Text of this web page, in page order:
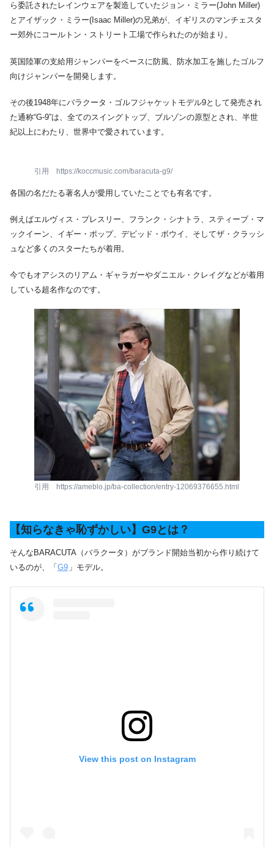
ら委託されたレインウェアを製造していたジョン・ミラー(John Miller)
とアイザック・ミラー(Isaac Miller)の兄弟が、イギリスのマンチェスタ
ー郊外にコールトン・ストリート工場で作られたのが始まり。
英国陸軍の支給用ジャンパーをベースに防風、防水加工を施したゴルフ
向けジャンパーを開発します。
その後1948年にバラクータ・ゴルフジャケットモデル9として発売され
た通称“G-9”は、全てのスイングトップ、ブルゾンの原型とされ、半世
紀以上にわたり、世界中で愛されています。
引用 https://koccmusic.com/baracuta-g9/
各国の名だたる著名人が愛用していたことでも有名です。
例えばエルヴィス・プレスリー、フランク・シナトラ、スティーブ・マ
ックイーン、イギー・ポップ、デビッド・ボウイ、そしてザ・クラッシ
ュなど多くのスターたちが着用。
今でもオアシスのリアム・ギャラガーやダニエル・クレイグなどが着用
している超名作なのです。
引用 https://ameblo.jp/ba-collection/entry-12069376655.html
【知らなきゃ恥ずかしい】G9とは？
そんなBARACUTA（バラクータ）がブランド開始当初から作り続けて
いるのが、「 G9 」モデル。
View this post on Instagram